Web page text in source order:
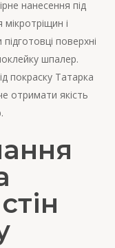
нанесення під
і
поверхні
шпалер.
покраску Татарка
отримати якість